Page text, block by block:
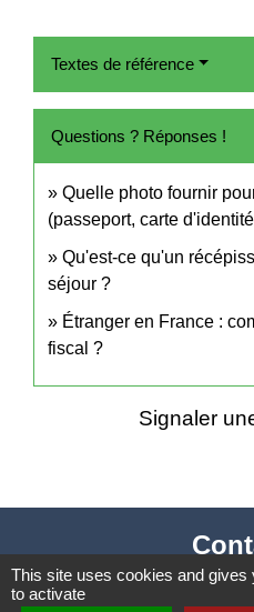
Textes de référence
Questions ? Réponses !
Quelle photo fournir
(passeport, carte
Qu'est-ce qu'un
séjour ?
Étranger en France :
fiscal ?
Signaler
Mairie de
This site uses cookies and
to activate